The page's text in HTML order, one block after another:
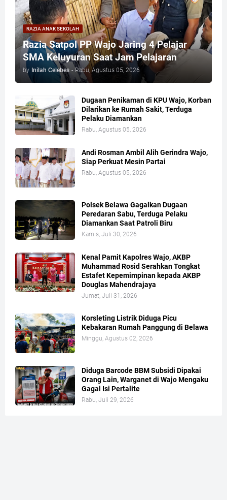
RAZIA ANAK SEKOLAH
Razia Satpol PP Wajo Jaring 4 Pelajar
SMA Keluyuran Saat Jam Pelajaran
by Inilah Celebes - Rabu, Agustus 05, 2026
Dugaan Penikaman di KPU Wajo, Korban
Dilarikan ke Rumah Sakit, Terduga
Pelaku Diamankan
Rabu, Agustus 05, 2026
Andi Rosman Ambil Alih Gerindra Wajo,
Siap Perkuat Mesin Partai
Rabu, Agustus 05, 2026
Polsek Belawa Gagalkan Dugaan
Peredaran Sabu, Terduga Pelaku
Diamankan Saat Patroli Biru
Kamis, Juli 30, 2026
Kenal Pamit Kapolres Wajo, AKBP
Muhammad Rosid Serahkan Tongkat
Estafet Kepemimpinan kepada AKBP
Douglas Mahendrajaya
Jumat, Juli 31, 2026
Korsleting Listrik Diduga Picu
Kebakaran Rumah Panggung di Belawa
Minggu, Agustus 02, 2026
Diduga Barcode BBM Subsidi Dipakai
Orang Lain, Warganet di Wajo Mengaku
Gagal Isi Pertalite
Rabu, Juli 29, 2026